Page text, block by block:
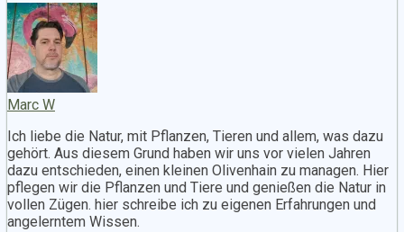
Marc W
Ich liebe die Natur, mit Pflanzen, Tieren und allem, was dazu
gehört. Aus diesem Grund haben wir uns vor vielen Jahren
dazu entschieden, einen kleinen Olivenhain zu managen. Hier
pflegen wir die Pflanzen und Tiere und genießen die Natur in
vollen Zügen. hier schreibe ich zu eigenen Erfahrungen und
angelerntem Wissen.